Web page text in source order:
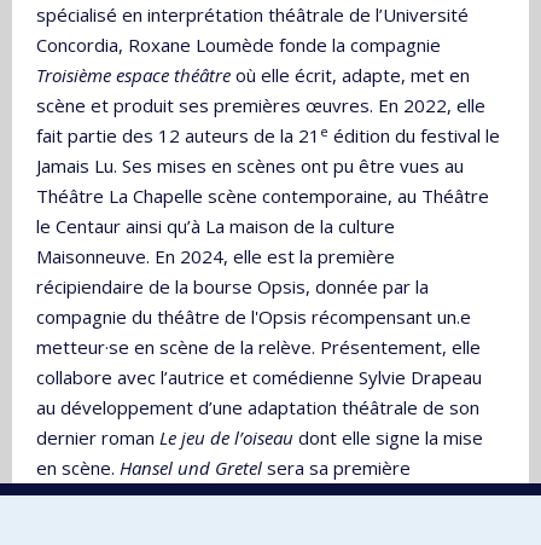
spécialisé en interprétation théâtrale de l’Université
Concordia, Roxane Loumède fonde la compagnie
Troisième espace théâtre où elle écrit, adapte, met en
scène et produit ses premières œuvres. En 2022, elle
fait partie des 12 auteurs de la 21 e édition du festival le
Jamais Lu. Ses mises en scènes ont pu être vues au
Théâtre La Chapelle scène contemporaine, au Théâtre
le Centaur ainsi qu’à La maison de la culture
Maisonneuve. En 2024, elle est la première
récipiendaire de la bourse Opsis, donnée par la
compagnie du théâtre de l'Opsis récompensant un.e
metteur·se en scène de la relève. Présentement, elle
collabore avec l’autrice et comédienne Sylvie Drapeau
au développement d’une adaptation théâtrale de son
dernier roman Le jeu de l’oiseau dont elle signe la mise
en scène. Hansel und Gretel sera sa première
expérience de mise en scène pour l’Opéra. Ayant étudié